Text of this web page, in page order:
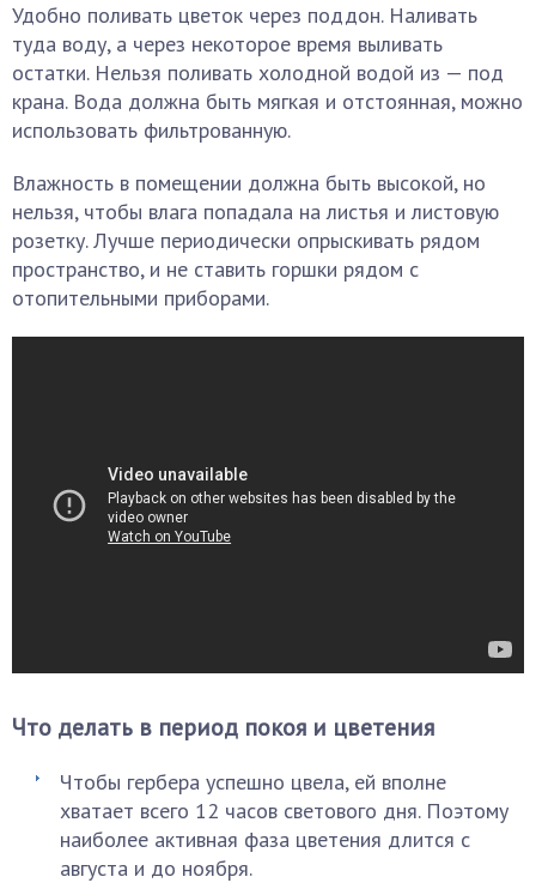
Удобно поливать цветок через поддон. Наливать
туда воду, а через некоторое время выливать
остатки. Нельзя поливать холодной водой из — под
крана. Вода должна быть мягкая и отстоянная, можно
использовать фильтрованную.
Влажность в помещении должна быть высокой, но
нельзя, чтобы влага попадала на листья и листовую
розетку. Лучше периодически опрыскивать рядом
пространство, и не ставить горшки рядом с
отопительными приборами.
Что делать в период покоя и цветения
Чтобы гербера успешно цвела, ей вполне
хватает всего 12 часов светового дня. Поэтому
наиболее активная фаза цветения длится с
августа и до ноября.